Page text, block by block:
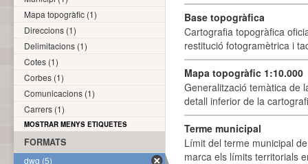
Base topogràfica
Cartografia topogràfica
restitució fotogramètrica i
Mapa topogràfic 1:10.000
Generalització temàtica de
detall inferior de la
Terme municipal
Límit del terme municipal
marca els límits territorials
Mapa topogràfic (1)
Direccions (1)
Delimitacions (1)
Cotes (1)
Corbes (1)
Comunicacions (1)
Carrers (1)
MOSTRAR MENYS ETIQUETES
FORMATS
dwg (5)